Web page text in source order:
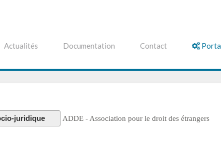
Actualités Documentation Contact
juridique ADDE - Association pour le droit des étrangers